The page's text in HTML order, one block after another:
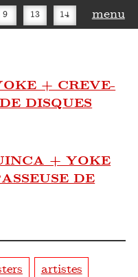
9 13 14 menu
+ CREVE-
DISQUES
+ YOKE
DE
artistes